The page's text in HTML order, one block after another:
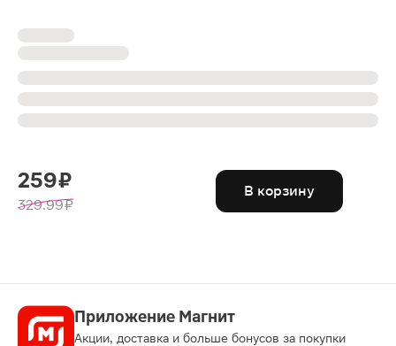
259 ₽
329.99 ₽
В корзину
Приложение Магнит
Акции, доставка и больше бонусов за покупки